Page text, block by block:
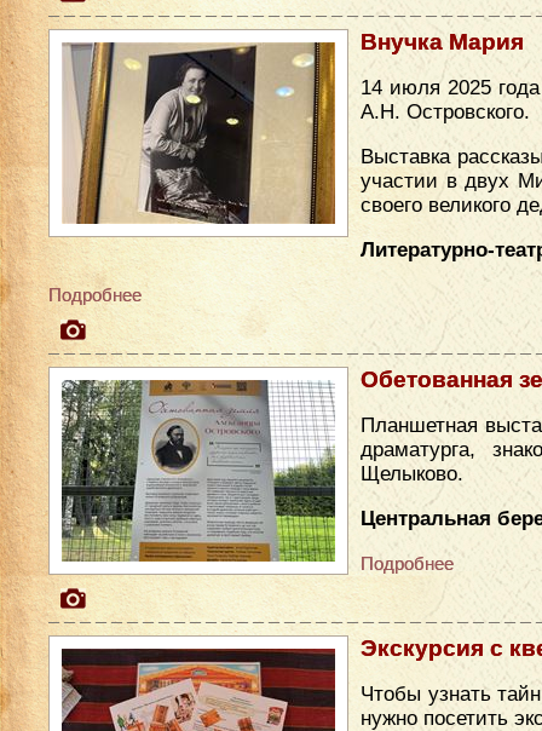
Внучка Мария
14 июля 2025
А.Н. Островского.
Выставка
участии в двух
своего великого
Литературно-
Подробнее
Обетованная
Планшетная
драматурга,
Щелыково.
Центральная
Подробнее
Экскурсия с
Чтобы узнать
нужно посетить